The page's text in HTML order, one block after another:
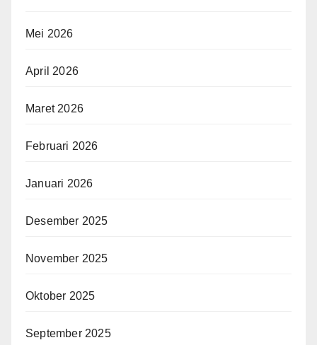
Mei 2026
April 2026
Maret 2026
Februari 2026
Januari 2026
Desember 2025
November 2025
Oktober 2025
September 2025